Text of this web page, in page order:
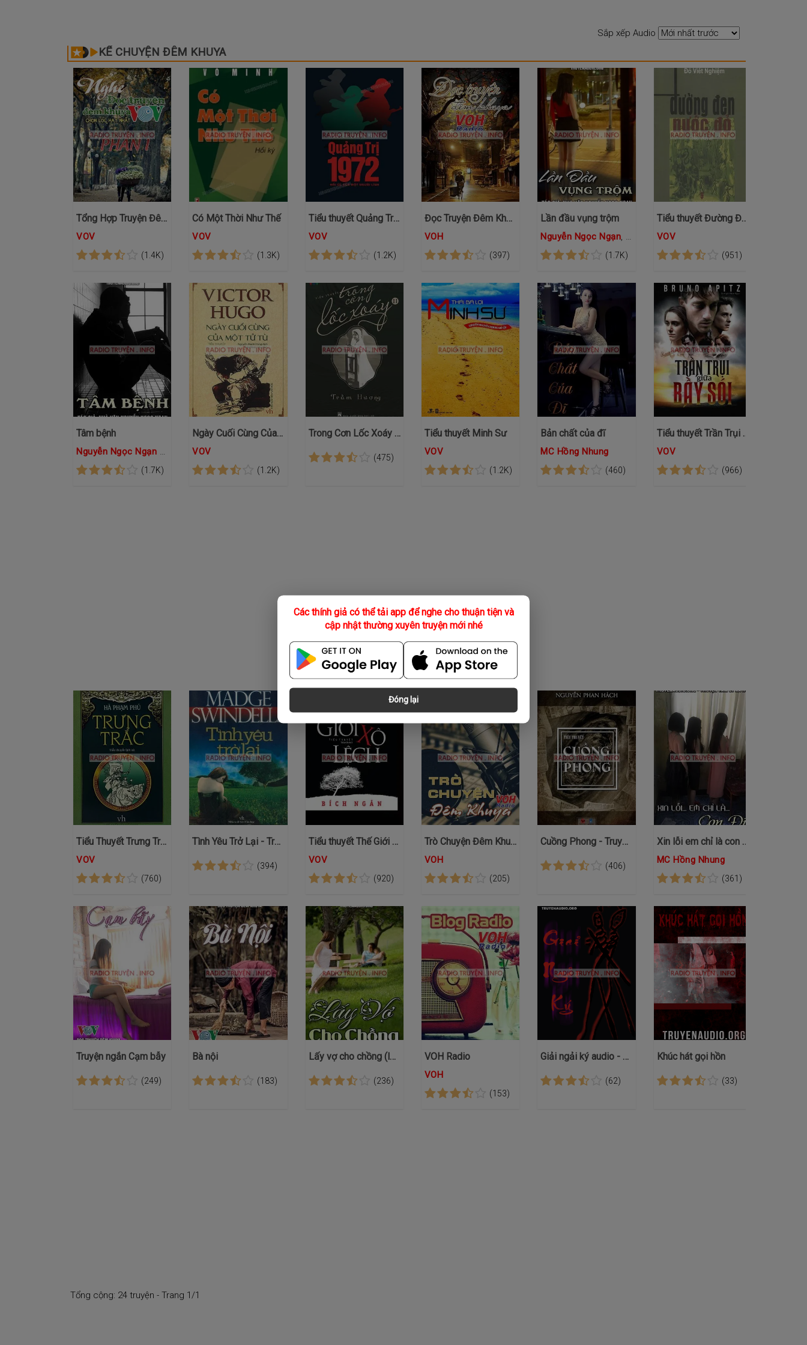
Các thính giả có thể tải app để nghe cho thuận tiện và
cập nhật thường xuyên truyện mới nhé
Đóng lại
Sắp xếp Audio
KỂ CHUYỆN ĐÊM KHUYA
Tổng Hợp Truyện Đêm Khuya VOV Phần 1 - CHỌN LỌC
VOV
(1.4K)
Có Một Thời Như Thế
VOV
(1.3K)
Tiểu thuyết Quảng Trị 1972
VOV
(1.2K)
Đọc Truyện Đêm Khuya VOH
VOH
(397)
Lần đầu vụng trộm
Nguyễn Ngọc Ngạn, Hồng Đào
(1.7K)
Tiểu thuyết Đường Đen Nước Đỏ
VOV
(951)
Tâm bệnh
Nguyễn Ngọc Ngạn Hồng Đào
(1.7K)
Ngày Cuối Cùng Của Một Tử Tù
VOV
(1.2K)
Trong Cơn Lốc Xoáy - Truyện VOV
(475)
Tiểu thuyết Minh Sư
VOV
(1.2K)
Bản chất của đĩ
MC Hồng Nhung
(460)
Tiểu thuyết Trần Trụi Giữa Bầy Sói
VOV
(966)
Tiểu Thuyết Trưng Trắc
VOV
(760)
Tình Yêu Trở Lại - Truyện VOV
(394)
Tiểu thuyết Thế Giới Xô Lệch
VOV
(920)
Trò Chuyện Đêm Khuya VOH: Tình yêu, hôn nhân và gia đình
VOH
(205)
Cuồng Phong - Truyện VOV
(406)
Xin lỗi em chỉ là con đĩ
MC Hồng Nhung
(361)
Truyện ngắn Cạm bẫy
(249)
Bà nội
(183)
Lấy vợ cho chồng (lối rẽ)
(236)
VOH Radio
VOH
(153)
Giải ngải ký audio - Tống Mặt Than
(62)
Khúc hát gọi hồn
(33)
Tổng cộng: 24 truyện - Trang 1/1